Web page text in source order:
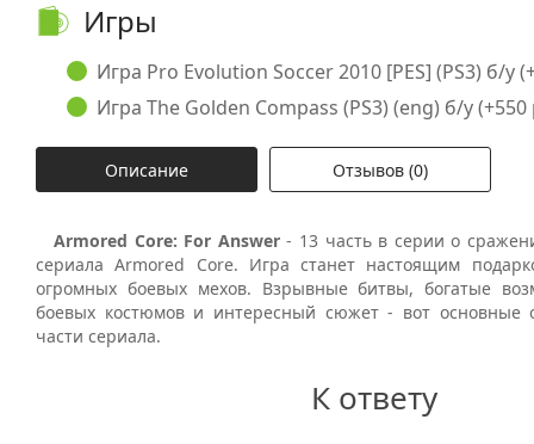
Игры
Игра Pro Evolution Soccer 2010 [PES] (PS3) б/у
Игра The Golden Compass (PS3) (eng) б/у (+550
Описание Отзывов (0)
Armored Core: For Answer- 13 часть в серии о
сериала Armored Core. Игра станет настоящим
огромных боевых мехов. Взрывные битвы, богатые
боевых костюмов и интересный сюжет - вот основные
части сериала.
К ответу